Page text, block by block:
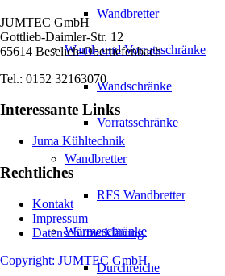
Wandbretter
Wand- und Vorratsschränke
Wandschränke
Vorratsschränke
Wandbretter
RFS Wandbretter
Wärmeschränke
Durchreiche
JUMTEC GmbH
Gottlieb-Daimler-Str. 12
65614 Beselich-Obertiefenbach
Tel.: 0152 32163070
Interessante Links
Juma Kühltechnik
Rechtliches
Kontakt
Impressum
Datenschutzerklärung
Copyright: JUMTEC GmbH